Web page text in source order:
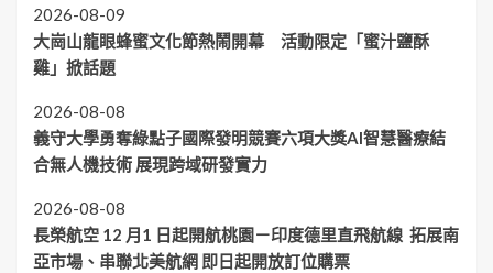
2026-08-09
大崗山龍眼蜂蜜文化節熱鬧開幕 活動限定「蜜汁鹽酥
雞」掀話題
2026-08-08
義守大學勇奪綠點子國際發明競賽六項大獎AI智慧醫療結
合無人機技術 展現跨域研發實力
2026-08-08
長榮航空 12 月1 日起開航桃園－印度德里直飛航線 拓展南
亞市場、串聯北美航網 即日起開放訂位購票